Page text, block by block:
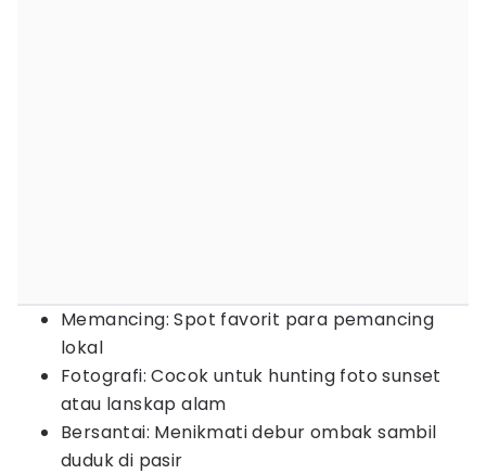
Memancing: Spot favorit para pemancing
lokal
Fotografi: Cocok untuk hunting foto sunset
atau lanskap alam
Bersantai: Menikmati debur ombak sambil
duduk di pasir